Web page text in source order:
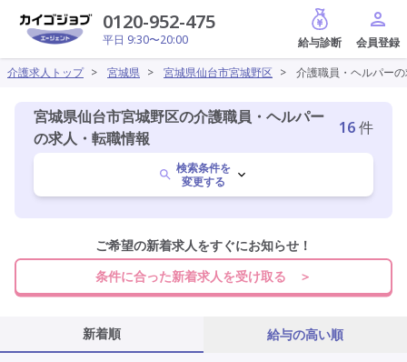
0120-952-475
平日 9:30〜20:00
給与診断
介護求人トップ > 宮城県 > 宮城県仙台市宮城野区 > 介護職員・ヘルパー
宮城県仙台市宮城野区の介護職員・ヘルパー
の求人・転職情報
16件
検索条件を
変更する
宮城県 変更
ご希望の新着求人をすぐにお知らせ！
条件に合った新着求人を受け取る ＞
新着順 給与の高い順